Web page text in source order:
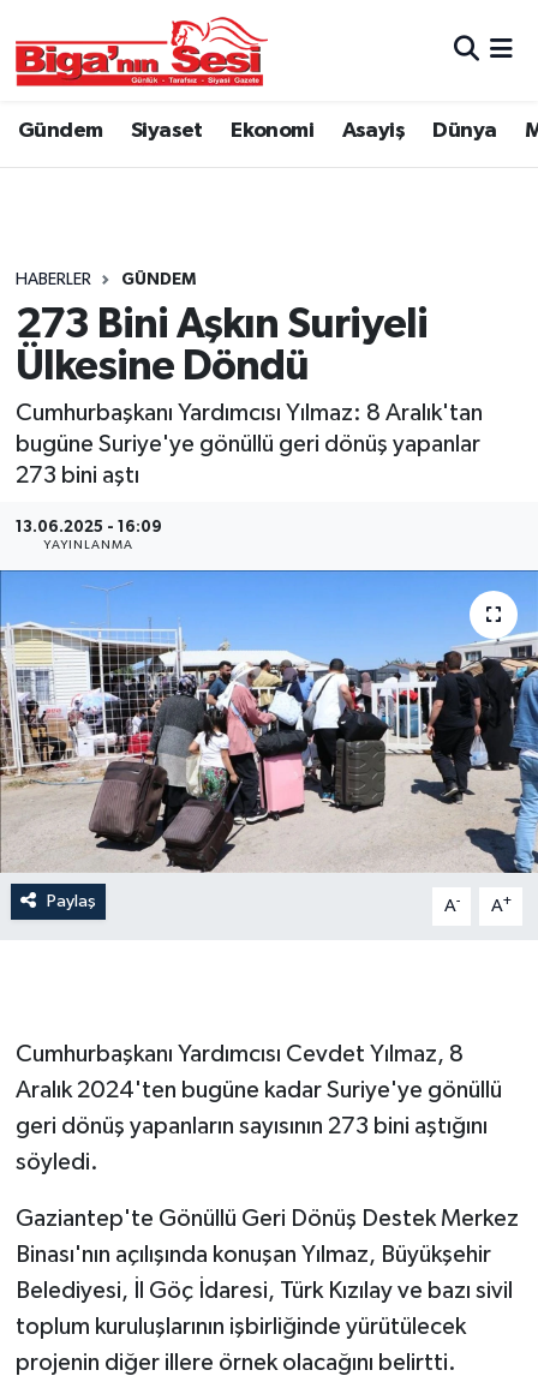
Gündem Siyaset Ekonomi Asayiş Dünya
HABERLER GÜNDEM
273 Bini Aşkın Suriyeli
Ülkesine Döndü
Cumhurbaşkanı Yardımcısı Yılmaz: 8 Aralık'tan
bugüne Suriye'ye gönüllü geri dönüş yapanlar
273 bini aştı
13.06.2025 - 16:09
YAYINLANMA
Paylaş A- A+
Cumhurbaşkanı Yardımcısı Cevdet Yılmaz, 8
Aralık 2024'ten bugüne kadar Suriye'ye gönüllü
geri dönüş yapanların sayısının 273 bini aştığını
söyledi.
Gaziantep'te Gönüllü Geri Dönüş Destek Merkez
Binası'nın açılışında konuşan Yılmaz, Büyükşehir
Belediyesi, İl Göç İdaresi, Türk Kızılay ve bazı sivil
toplum kuruluşlarının işbirliğinde yürütülecek
projenin diğer illere örnek olacağını belirtti.
Asayiş
Belediye
Dünya
Ekonomi
Genel
Gündem
Hava Durumu
İlan
Kültür Sanat
Magazin
Otomobil
Sağlık
Siyaset
Tarım ve Ekonomi
Teknoloji
Ulusal
Çanakkale Hava Durumu
Tüm Manşetler
Son Dakika Haberleri